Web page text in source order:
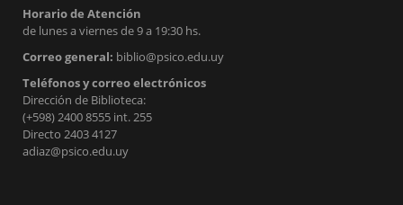
Horario de Atención
de lunes a viernes de 9 a 19:30 hs.
Correo general: biblio@psico.edu.uy
Teléfonos y correo electrónicos
Dirección de Biblioteca:
(+598) 2400 8555 int. 255
Directo 2403 4127
adiaz@psico.edu.uy